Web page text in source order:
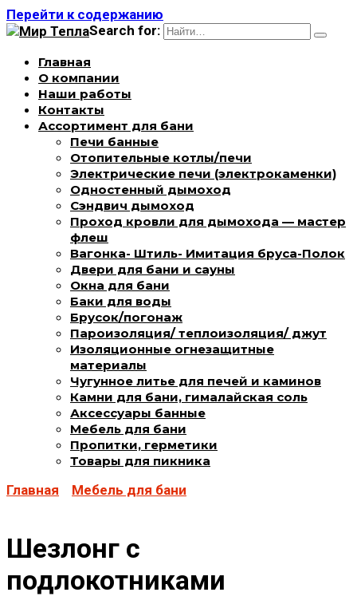
Перейти к содержанию
Search for:
Главная
О компании
Наши работы
Контакты
Ассортимент для бани
Печи банные
Отопительные котлы/печи
Электрические печи (электрокаменки)
Одностенный дымоход
Сэндвич дымоход
Проход кровли для дымохода — мастер
флеш
Вагонка- Штиль- Имитация бруса-Полок
Двери для бани и сауны
Окна для бани
Баки для воды
Брусок/погонаж
Пароизоляция/ теплоизоляция/ джут
Изоляционные огнезащитные
материалы
Чугунное литье для печей и каминов
Камни для бани, гималайская соль
Аксессуары банные
Мебель для бани
Пропитки, герметики
Товары для пикника
Главная Мебель для бани
Шезлонг с
подлокотниками